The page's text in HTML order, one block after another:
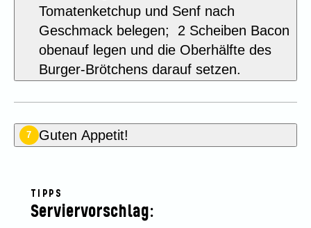
Tomatenketchup und Senf nach
Geschmack belegen; 2 Scheiben Bacon
obenauf legen und die Oberhälfte des
Burger-Brötchens darauf setzen.
7 Guten Appetit!
TIPPS
Serviervorschlag: